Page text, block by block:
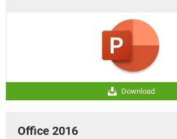
Download
Office 2016